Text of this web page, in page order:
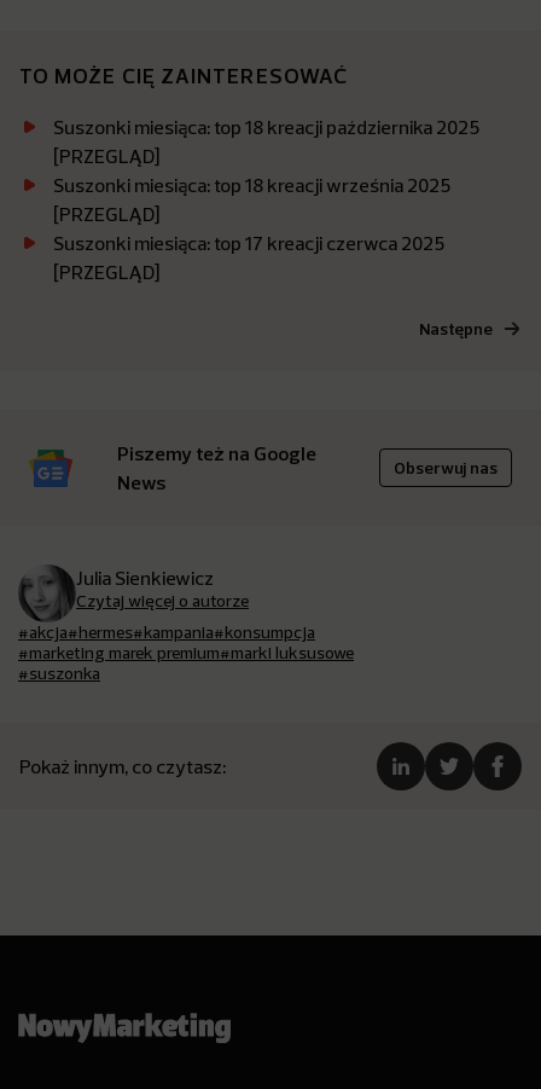
TO MOŻE CIĘ ZAINTERESOWAĆ
Suszonki miesiąca: top 18 kreacji października 2025
[PRZEGLĄD]
Suszonki miesiąca: top 18 kreacji września 2025
[PRZEGLĄD]
Suszonki miesiąca: top 17 kreacji czerwca 2025
[PRZEGLĄD]
Następne
Piszemy też na Google
News
Obserwuj nas
Julia Sienkiewicz
Czytaj więcej o autorze
#akcja#hermes#kampania#konsumpcja
#marketing marek premium#marki luksusowe
#suszonka
Pokaż innym, co czytasz: